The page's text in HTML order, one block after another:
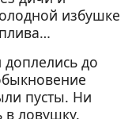
избушке
до
пусты. Ни
в ловушку.